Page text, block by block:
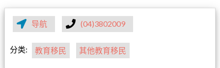
导航 (04)3802009
分类: 教育移民 其他教育移民